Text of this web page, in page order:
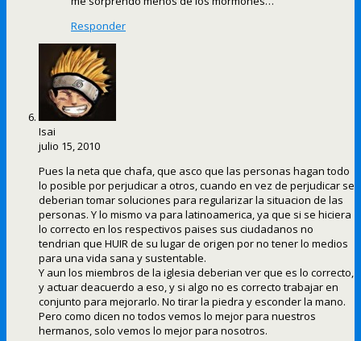
Responder
Isai
julio 15, 2010
Pues la neta que chafa, que asco que las personas hagan todo
lo posible por perjudicar a otros, cuando en vez de perjudicar se
deberian tomar soluciones para regularizar la situacion de las
personas. Y lo mismo va para latinoamerica, ya que si se hiciera
lo correcto en los respectivos paises sus ciudadanos no
tendrian que HUIR de su lugar de origen por no tener lo medios
para una vida sana y sustentable.
Y aun los miembros de la iglesia deberian ver que es lo correcto,
y actuar deacuerdo a eso, y si algo no es correcto trabajar en
conjunto para mejorarlo. No tirar la piedra y esconder la mano.
Pero como dicen no todos vemos lo mejor para nuestros
hermanos, solo vemos lo mejor para nosotros.